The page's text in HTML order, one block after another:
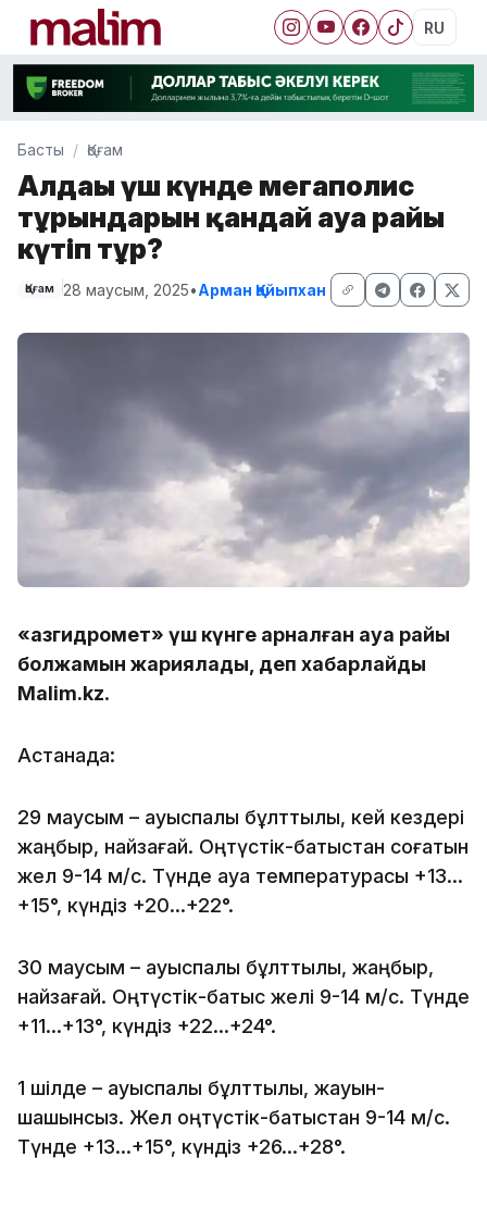
RU
Басты Қоғам
Алдағы үш күнде мегаполис
тұрғындарын қандай ауа райы
күтіп тұр?
Қоғам 28 маусым, 2025•Арман Қайыпхан
«Қазгидромет» үш күнге арналған ауа райы
болжамын жариялады, деп хабарлайды
Malim.kz.
Астанада:
29 маусым – ауыспалы бұлттылық, кей кездері
жаңбыр, найзағай. Оңтүстік-батыстан соғатын
жел 9-14 м/с. Түнде ауа температурасы +13…
+15°, күндіз +20…+22°.
30 маусым – ауыспалы бұлттылық, жаңбыр,
найзағай. Оңтүстік-батыс желі 9-14 м/с. Түнде
+11…+13°, күндіз +22…+24°.
1 шілде – ауыспалы бұлттылық, жауын-
шашынсыз. Жел оңтүстік-батыстан 9-14 м/с.
Түнде +13…+15°, күндіз +26…+28°.